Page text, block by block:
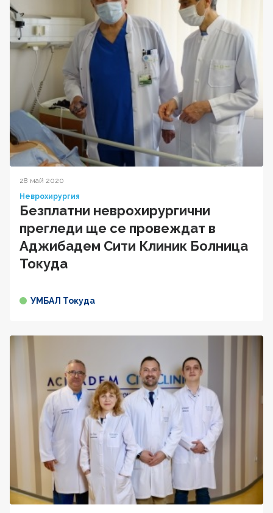
28 май 2020
Неврохирургия
Безплатни неврохирургични
прегледи ще се провеждат в
Аджибадем Сити Клиник Болница
Токуда
УМБАЛ Токуда